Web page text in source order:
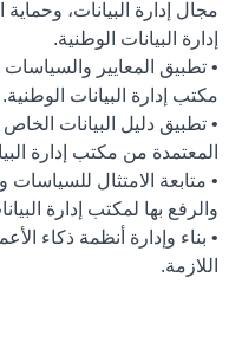
مجال إدارة البيانات،
إدارة البيانات الوطنية.
• تطبيق المعايير
مكتب إدارة البيانات الوطنية.
• تطبيق دليل البيانات
المعتمدة من مكتب إدارة
• متابعة الامتثال للسياسات
والرفع بها لمكتب إدارة
• بناء وإدارة أنظمة ذكاء
اللازمة.